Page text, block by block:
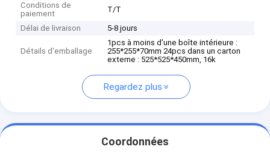
Conditions de
paiement
T/T
Délai de livraison 5-8 jours
Détails d'emballage
1pcs à moins d'une boîte intérieure :
255*255*70mm 24pcs dans un carton
externe : 525*525*450mm, 16k
Regardez plus
Coordonnées